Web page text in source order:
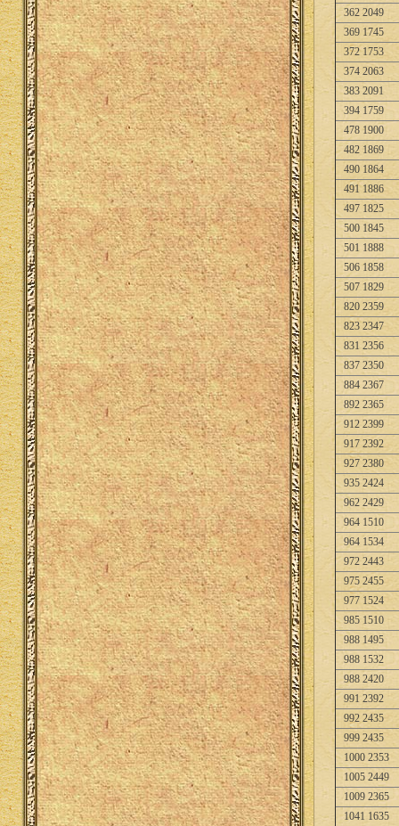
362 2049
369 1745
372 1753
374 2063
383 2091
394 1759
478 1900
482 1869
490 1864
491 1886
497 1825
500 1845
501 1888
506 1858
507 1829
820 2359
823 2347
831 2356
837 2350
884 2367
892 2365
912 2399
917 2392
927 2380
935 2424
962 2429
964 1510
964 1534
972 2443
975 2455
977 1524
985 1510
988 1495
988 1532
988 2420
991 2392
992 2435
999 2435
1000 2353
1005 2449
1009 2365
1041 1635